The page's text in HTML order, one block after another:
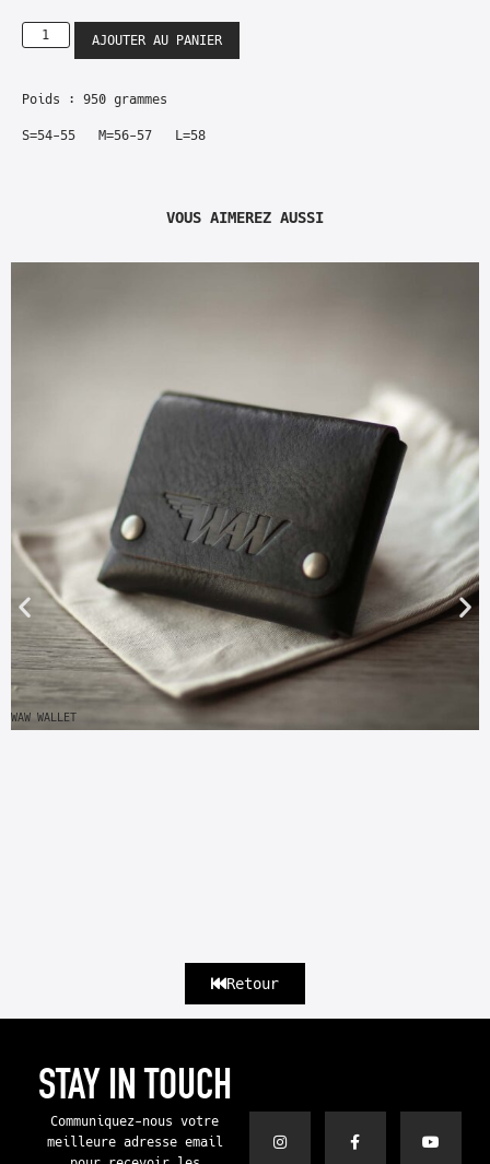
AJOUTER AU PANIER
Poids : 950 grammes
S=54-55 M=56-57 L=58
VOUS AIMEREZ AUSSI
WAW WALLET
Retour
STAY IN TOUCH
Communiquez-nous votre
meilleure adresse email